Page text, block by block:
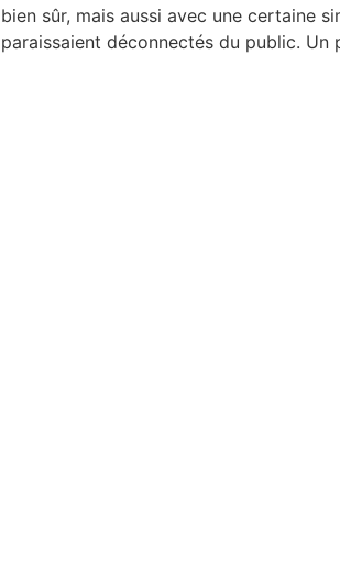
bien sûr, mais aussi avec une certaine
paraissaient déconnectés du public. Un